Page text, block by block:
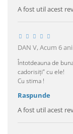
A fost util acest
DAN V,Acum 6 ani
Întotdeauna de
cadorisiți” cu ele!
Cu stima !
Raspunde
A fost util acest